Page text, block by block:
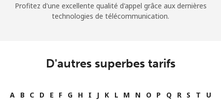
Profitez d'une excellente qualité d'appel grâce aux dernières
technologies de télécommunication.
D'autres superbes tarifs
A B C D E F G H I J K L M N O P Q R S T
U